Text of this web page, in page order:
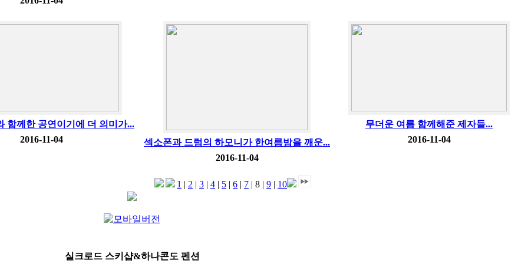
함께한 공연이기에 더 의미가...
2016-11-04
섹소폰과 드럼의 하모니가 한여름밤을 깨운...
2016-11-04
무더운 여름 함께해준 제자들...
2016-11-04
1 | 2 | 3 | 4 | 5 | 6 | 7 | 8 | 9 | 10
실크로드 스키샵&하나콘도 펜션